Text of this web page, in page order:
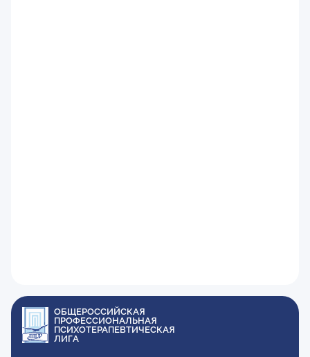
ОБЩЕРОССИЙСКАЯ
ПРОФЕССИОНАЛЬНАЯ
ПСИХОТЕРАПЕВТИЧЕСКАЯ
ЛИГА